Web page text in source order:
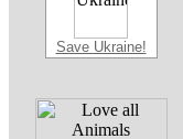
Save Ukraine!